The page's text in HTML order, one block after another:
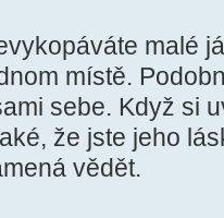
malé
místě.
sebe. Když si
že jste jeho
vědět.